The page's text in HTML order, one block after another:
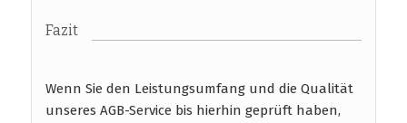
Fazit
Wenn Sie den Leistungsumfang und die Qualität
unseres AGB-Service bis hierhin geprüft haben,